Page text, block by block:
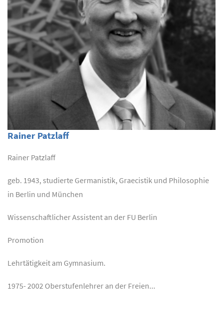
Rainer Patzlaff
Rainer Patzlaff
geb. 1943, studierte Germanistik, Graecistik und Philosophie
in Berlin und München
Wissenschaftlicher Assistent an der FU Berlin
Promotion
Lehrtätigkeit am Gymnasium.
1975- 2002 Oberstufenlehrer an der Freien...